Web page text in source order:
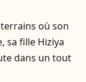
où son
sa fille Hiziya
dans un tout